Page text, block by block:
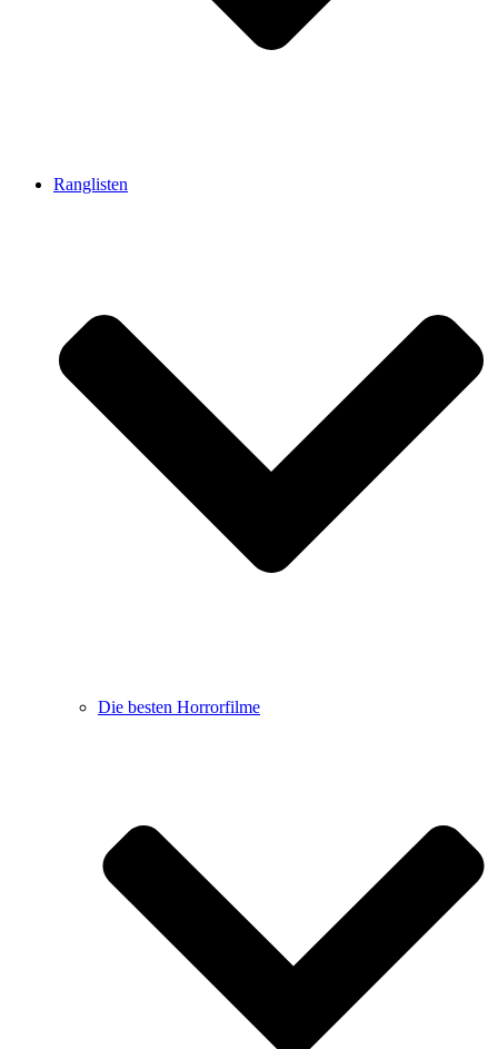
Ranglisten
Die besten Horrorfilme